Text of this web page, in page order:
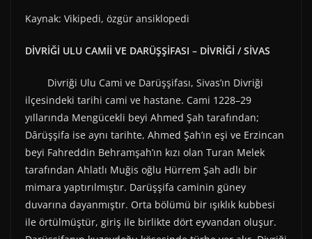
Kaynak: Vikipedi, özgür ansiklopedi
DİVRİĞİ ULU CAMİİ VE DARÜŞŞİFASI – DİVRİĞİ / SİVAS
Divriği Ulu Cami ve Darüşşifası, Sivas’ın Divriği
ilçesindeki tarihi cami ve hastane. Cami 1228–29
yıllarında Mengücekli beyi Ahmed Şah tarafından;
Dârüşşifa ise aynı tarihte, Ahmed Şah’ın eşi ve Erzincan
beyi Fahreddin Behramşah’ın kızı olan Turan Melek
tarafından Ahlatlı Muğis oğlu Hürrem Şah adlı bir
mimara yaptırılmıştır. Darüşşifa caminin güney
duvarına dayanmıştır. Orta bölümü bir ışıklık kubbesi
ile örtülmüştür, giriş ile birlikte dört eyvandan oluşur.